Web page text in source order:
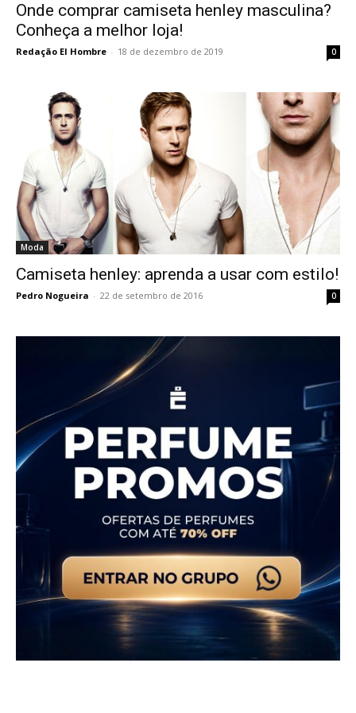
Onde comprar camiseta henley masculina?
Conheça a melhor loja!
Redação El Hombre - 18 de dezembro de 2019 0
Moda
Camiseta henley: aprenda a usar com estilo!
Pedro Nogueira - 22 de setembro de 2016 0